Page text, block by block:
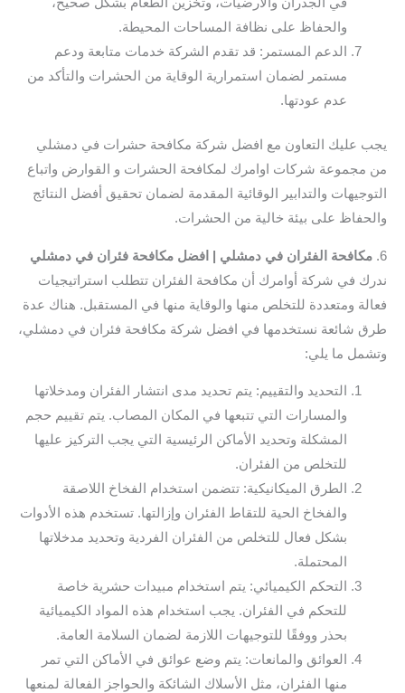
في الجدران والأرضيات، وتخزين الطعام بشكل صحيح،
والحفاظ على نظافة المساحات المحيطة.
الدعم المستمر: قد تقدم الشركة خدمات متابعة ودعم
مستمر لضمان استمرارية الوقاية من الحشرات والتأكد من
عدم عودتها.
يجب عليك التعاون مع افضل شركة مكافحة حشرات في دمشلي
من مجموعة شركات اوامرك لمكافحة الحشرات و القوارض واتباع
التوجيهات والتدابير الوقائية المقدمة لضمان تحقيق أفضل النتائج
والحفاظ على بيئة خالية من الحشرات.
6. مكافحة الفئران في دمشلي | افضل مكافحة فئران في دمشلي
ندرك في شركة أوامرك أن مكافحة الفئران تتطلب استراتيجيات
فعالة ومتعددة للتخلص منها والوقاية منها في المستقبل. هناك عدة
طرق شائعة نستخدمها في افضل شركة مكافحة فئران في دمشلي،
وتشمل ما يلي:
التحديد والتقييم: يتم تحديد مدى انتشار الفئران ومدخلاتها
والمسارات التي تتبعها في المكان المصاب. يتم تقييم حجم
المشكلة وتحديد الأماكن الرئيسية التي يجب التركيز عليها
للتخلص من الفئران.
الطرق الميكانيكية: تتضمن استخدام الفخاخ اللاصقة
والفخاخ الحية للتقاط الفئران وإزالتها. تستخدم هذه الأدوات
بشكل فعال للتخلص من الفئران الفردية وتحديد مدخلاتها
المحتملة.
التحكم الكيميائي: يتم استخدام مبيدات حشرية خاصة
للتحكم في الفئران. يجب استخدام هذه المواد الكيميائية
بحذر ووفقًا للتوجيهات اللازمة لضمان السلامة العامة.
العوائق والمانعات: يتم وضع عوائق في الأماكن التي تمر
منها الفئران، مثل الأسلاك الشائكة والحواجز الفعالة لمنعها